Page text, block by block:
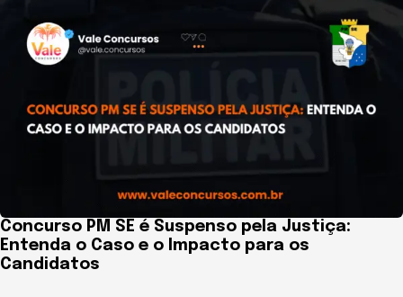
Concurso PM SE é Suspenso pela Justiça:
Entenda o Caso e o Impacto para os
Candidatos